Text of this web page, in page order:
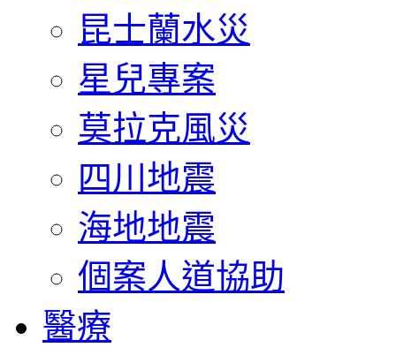
昆士蘭水災
星兒專案
莫拉克風災
四川地震
海地地震
個案人道協助
醫療